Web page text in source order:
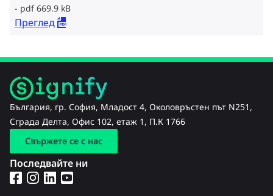
pdf 669.9 kB
Преглед
България, гр. София, Младост 4, Околовръстен път N251,
Сграда Делта, Офис 102, етаж 1, П.К 1766
Свържете се с нас
Последвайте ни